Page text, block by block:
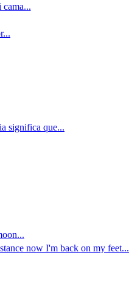
significa que...
now I'm back on my feet...